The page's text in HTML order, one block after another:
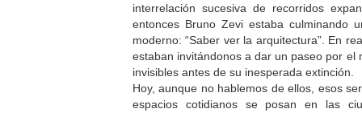
interrelación sucesiva de recorridos
entonces Bruno Zevi estaba culminando
moderno: “Saber ver la arquitectura”. En
estaban invitándonos a dar un paseo por el
invisibles antes de su inesperada extinción.
Hoy, aunque no hablemos de ellos, esos
espacios cotidianos se posan en las